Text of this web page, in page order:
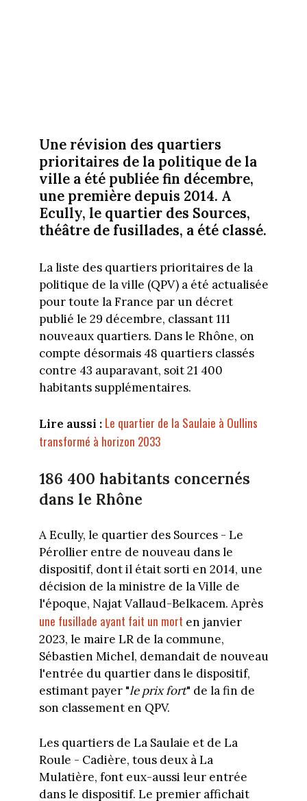
Une révision des quartiers
prioritaires de la politique de la
ville a été publiée fin décembre,
une première depuis 2014. A
Ecully, le quartier des Sources,
théâtre de fusillades, a été classé.
La liste des quartiers prioritaires de la
politique de la ville (QPV) a été actualisée
pour toute la France par un décret
publié le 29 décembre, classant 111
nouveaux quartiers. Dans le Rhône, on
compte désormais 48 quartiers classés
contre 43 auparavant, soit 21 400
habitants supplémentaires.
Lire aussi : Le quartier de la Saulaie à Oullins
transformé à horizon 2033
186 400 habitants concernés
dans le Rhône
A Ecully, le quartier des Sources - Le
Pérollier entre de nouveau dans le
dispositif, dont il était sorti en 2014, une
décision de la ministre de la Ville de
l'époque, Najat Vallaud-Belkacem. Après
une fusillade ayant fait un mort en janvier
2023, le maire LR de la commune,
Sébastien Michel, demandait de nouveau
l'entrée du quartier dans le dispositif,
estimant payer "le prix fort" de la fin de
son classement en QPV.
Les quartiers de La Saulaie et de La
Roule - Cadière, tous deux à La
Mulatière, font eux-aussi leur entrée
dans le dispositif. Le premier affichait